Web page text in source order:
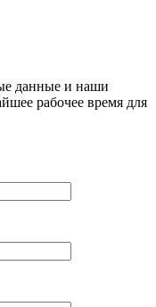
данные и наши
рабочее время для